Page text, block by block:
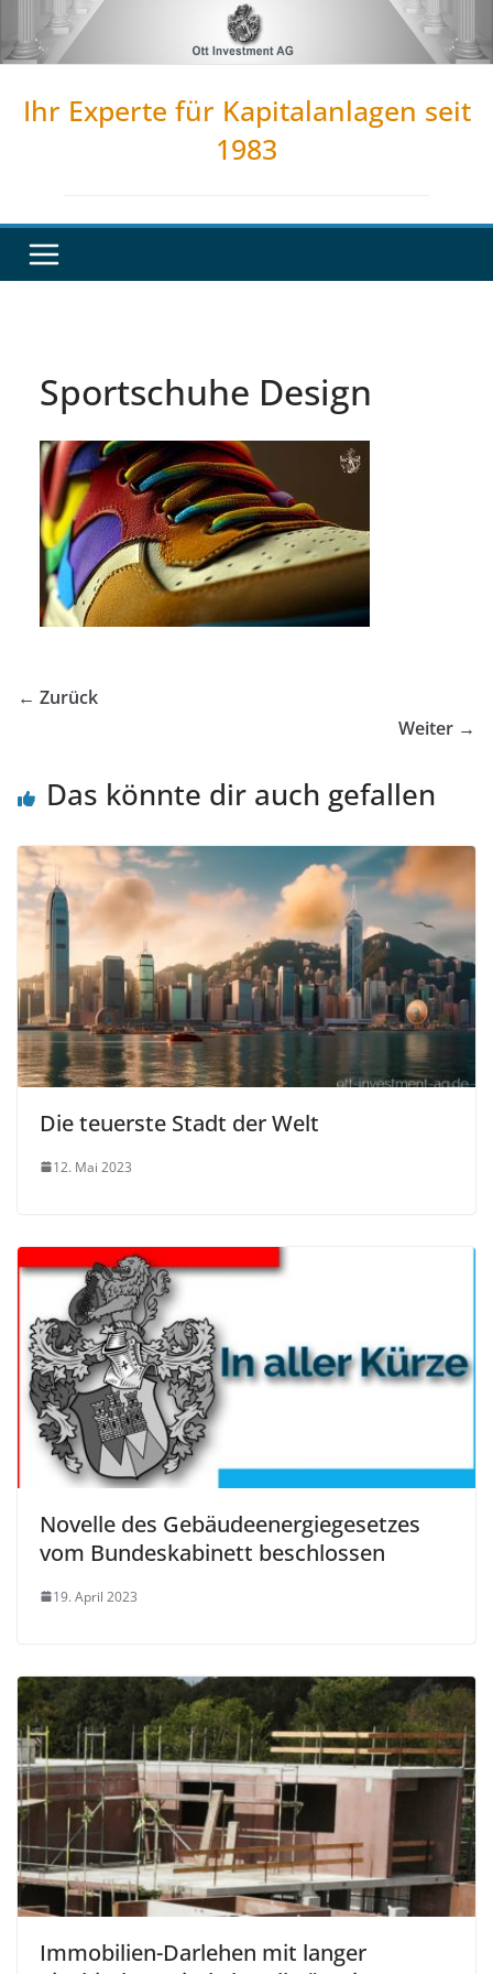
Inhalt
Ihr Experte für Kapitalanlagen seit
1983
Sportschuhe Design
← Zurück
Weiter →
Das könnte dir auch gefallen
Die teuerste Stadt der Welt
12. Mai 2023
Novelle des Gebäudeenergiegesetzes
vom Bundeskabinett beschlossen
19. April 2023
Immobilien-Darlehen mit langer